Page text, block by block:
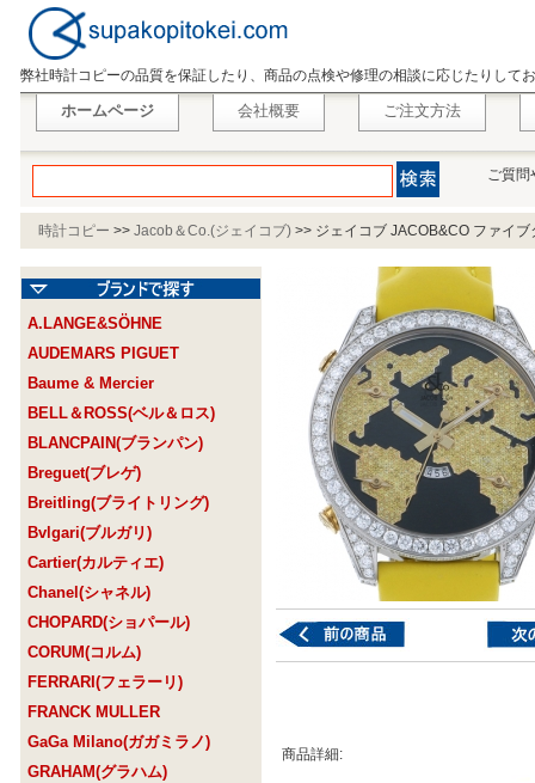
弊社時計コピーの品質を保証したり、商品の点検や修理の相談に応じたりして
ホームページ 会社概要 ご注文方法
ご質問
時計コピー >> Jacob＆Co.(ジェイコブ) >> ジェイコブ JACOB&CO ファイ
A.LANGE&SÖHNE
AUDEMARS PIGUET
Baume & Mercier
BELL＆ROSS(ベル＆ロス)
BLANCPAIN(ブランパン)
Breguet(ブレゲ)
Breitling(ブライトリング)
Bvlgari(ブルガリ)
Cartier(カルティエ)
Chanel(シャネル)
CHOPARD(ショパール)
CORUM(コルム)
FERRARI(フェラーリ)
FRANCK MULLER
GaGa Milano(ガガミラノ)
GRAHAM(グラハム)
商品詳細: